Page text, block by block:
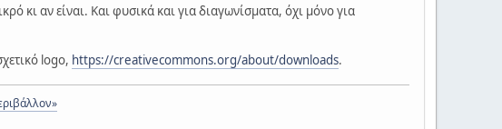
κι αν είναι. Και φυσικά και για διαγωνίσματα, όχι μόνο για
logo, https://creativecommons.org/about/downloads.